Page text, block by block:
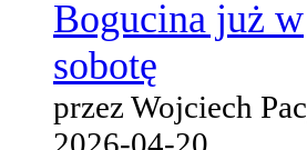
Bogucina już w
sobotę
przez Wojciech